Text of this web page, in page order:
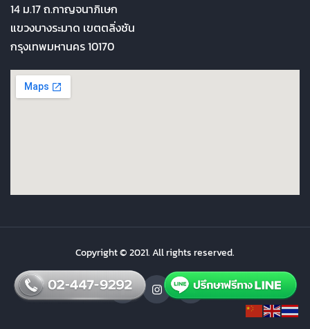
14 ม.17 ถ.กาญจนาภิเษก
แขวงบางระมาด เขตตลิ่งชัน
กรุงเทพมหานคร 10170
Copyright © 2021. All rights reserved.